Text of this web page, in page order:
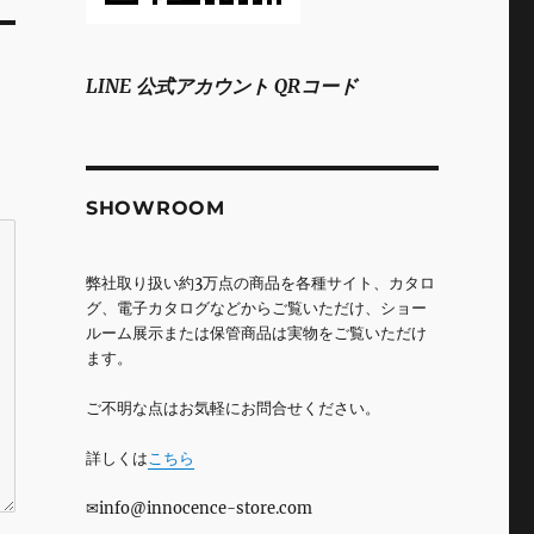
LINE 公式アカウント QRコード
SHOWROOM
弊社取り扱い約3万点の商品を各種サイト、カタロ
グ、電子カタログなどからご覧いただけ、ショー
ルーム展示または保管商品は実物をご覧いただけ
ます。
ご不明な点はお気軽にお問合せください。
詳しくはこちら
✉info@innocence-store.com